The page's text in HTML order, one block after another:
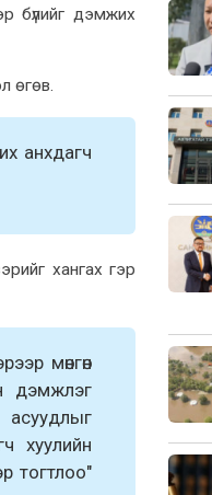
бүлийг дэмжих
өгөв.
анхдагч
хангах гэр
мөнгөн
дэмжлэг
асуудлыг
хуулийн
тогтлоо"